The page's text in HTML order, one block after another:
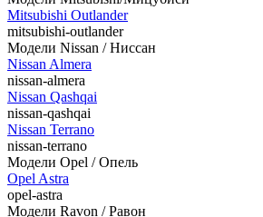
Mitsubishi Outlander
mitsubishi-outlander
Модели Nissan / Ниссан
Nissan Almera
nissan-almera
Nissan Qashqai
nissan-qashqai
Nissan Terrano
nissan-terrano
Модели Opel / Опель
Opel Astra
opel-astra
Модели Ravon / Равон